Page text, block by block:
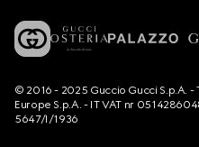
© 2016 - 2025 Guccio Gucci S.p.A.
Europe S.p.A. - IT VAT nr
5647/I/1936